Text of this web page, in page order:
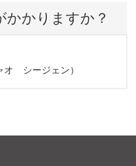
かかりますか？
シージェン）